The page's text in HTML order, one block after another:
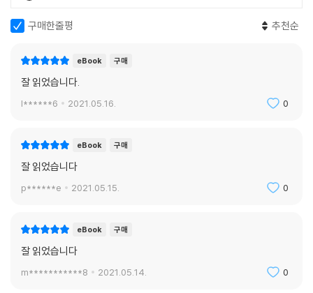
구매한줄평 추천순
eBook 구매
잘 읽었습니다.
l******6 2021.05.16. 0
eBook 구매
잘 읽었습니다
p******e 2021.05.15. 0
eBook 구매
잘 읽었습니다
m***********8 2021.05.14. 0